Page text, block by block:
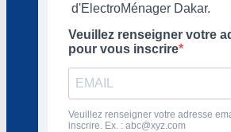
d'ElectroMénager Dakar.
Veuillez renseigner votre
pour vous inscrire
Veuillez renseigner votre adresse
inscrire. Ex. : abc@xyz.com